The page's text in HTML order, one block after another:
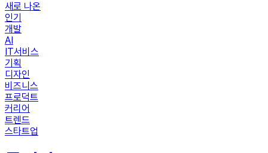
새로 나온
인기
개발
AI
IT서비스
기획
디자인
비즈니스
프로덕트
커리어
트렌드
스타트업